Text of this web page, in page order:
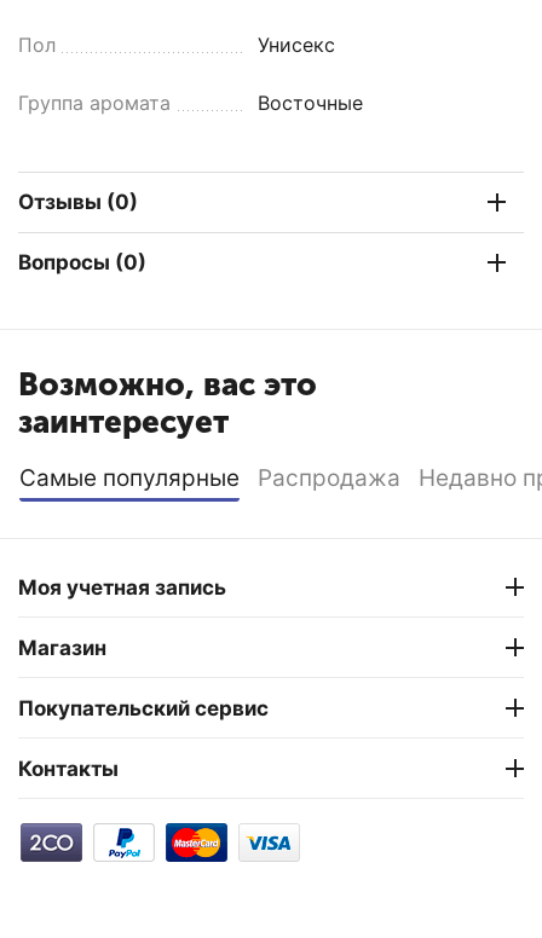
Пол Унисекс
Группа аромата Восточные
Отзывы (0)
Вопросы (0)
Возможно, вас это
заинтересует
Самые популярные Распродажа Недавно
Моя учетная запись
Магазин
Покупательский сервис
Контакты